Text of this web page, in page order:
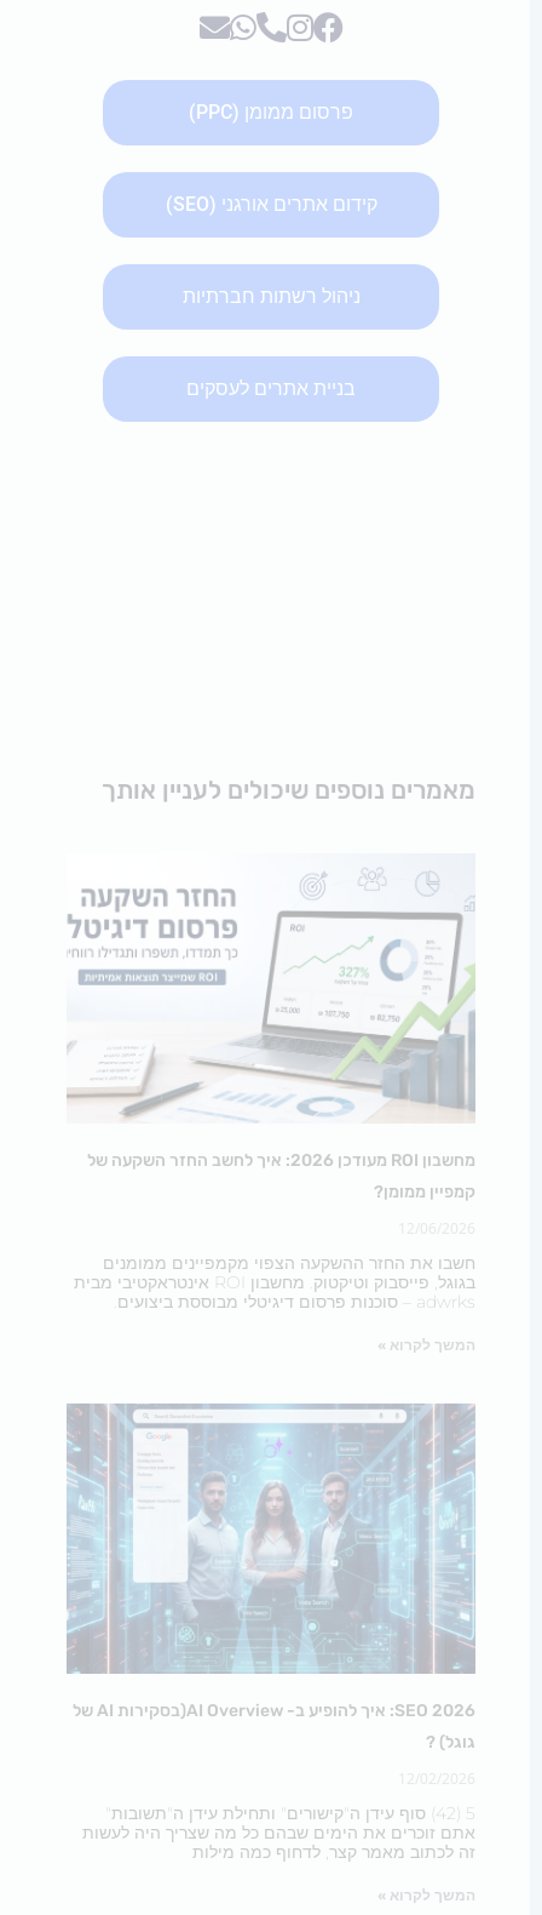
פרסום ממומן (PPC)
קידום אתרים אורגני (SEO)
ניהול רשתות חברתיות
בניית אתרים לעסקים
מאמרים נוספים שיכולים לעניין אותך
מחשבון ROI מעודכן 2026: איך לחשב החזר השקעה של
קמפיין ממומן?
חשבו את החזר ההשקעה הצפוי מקמפיינים ממומנים
בגוגל, פייסבוק וטיקטוק. מחשבון ROI אינטראקטיבי מבית
adwrks – סוכנות פרסום דיגיטלי מבוססת ביצועים.
המשך לקרוא »
SEO 2026: איך להופיע ב- AI Overview(בסקירות AI של
גוגל) ?
5 (42) סוף עידן ה"קישורים" ותחילת עידן ה"תשובות"
אתם זוכרים את הימים שבהם כל מה שצריך היה לעשות
זה לכתוב מאמר קצר, לדחוף כמה מילות
המשך לקרוא »